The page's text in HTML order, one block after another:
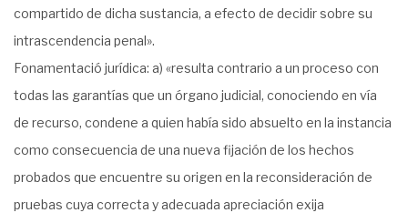
compartido de dicha sustancia, a efecto de decidir sobre su
intrascendencia penal».
Fonamentació jurídica: a) «resulta contrario a un proceso con
todas las garantías que un órgano judicial, conociendo en vía
de recurso, condene a quien había sido absuelto en la instancia
como consecuencia de una nueva fijación de los hechos
probados que encuentre su origen en la reconsideración de
pruebas cuya correcta y adecuada apreciación exija